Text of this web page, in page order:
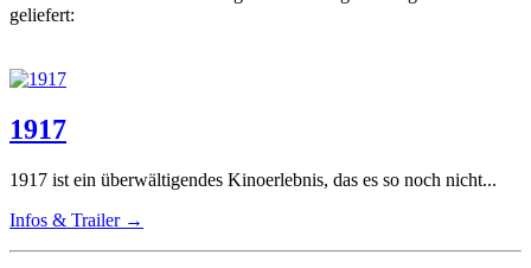
geliefert:
1917
1917 ist ein überwältigendes Kinoerlebnis, das es so noch nicht...
Infos & Trailer →